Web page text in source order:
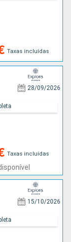
Taxas incluídas
28/09/2026
Taxas incluídas
15/10/2026